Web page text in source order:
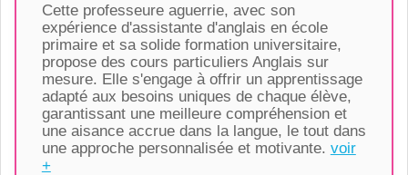
Cette professeure aguerrie, avec son
expérience d'assistante d'anglais en école
primaire et sa solide formation universitaire,
propose des cours particuliers Anglais sur
mesure. Elle s'engage à offrir un apprentissage
adapté aux besoins uniques de chaque élève,
garantissant une meilleure compréhension et
une aisance accrue dans la langue, le tout dans
une approche personnalisée et motivante. voir
+